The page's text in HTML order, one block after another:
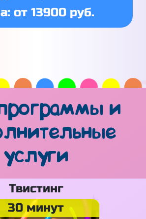
от 13900 руб.
и
услуги
Твистинг
30 минут